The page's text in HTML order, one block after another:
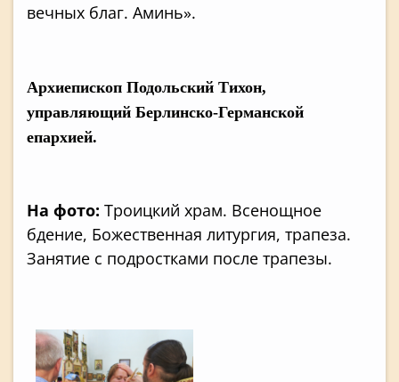
вечных благ. Аминь».
Архиепископ Подольский Тихон,
управляющий Берлинско-Германской
епархией.
На фото: Троицкий храм. Всенощное
бдение, Божественная литургия, трапеза.
Занятие с подростками после трапезы.